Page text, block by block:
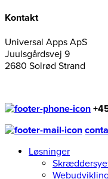
Kontakt
Universal Apps ApS
Juulsgårdsvej 9
2680 Solrød Strand
Løsninger